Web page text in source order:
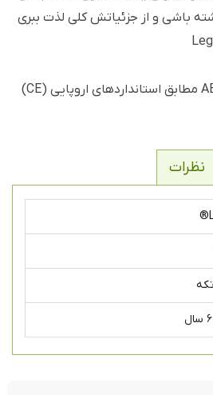
باشی و از جزئیاتش کلی لذت ببری
نظرات